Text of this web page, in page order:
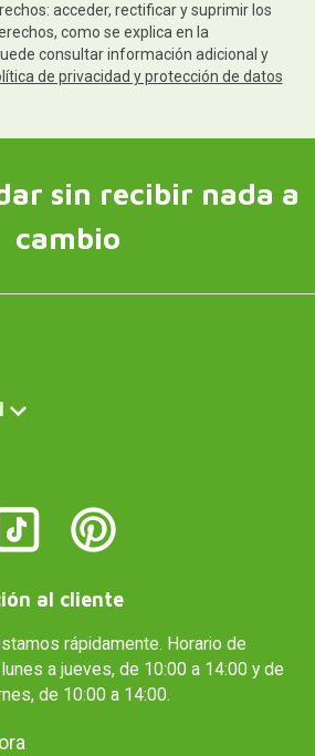
acceder, rectificar y suprimir los
como se explica en la
consultar información adicional y
de privacidad y protección de datos
sin recibir nada a
cambio
al cliente
rápidamente. Horario de
a jueves, de 10:00 a 14:00 y de
de 10:00 a 14:00.